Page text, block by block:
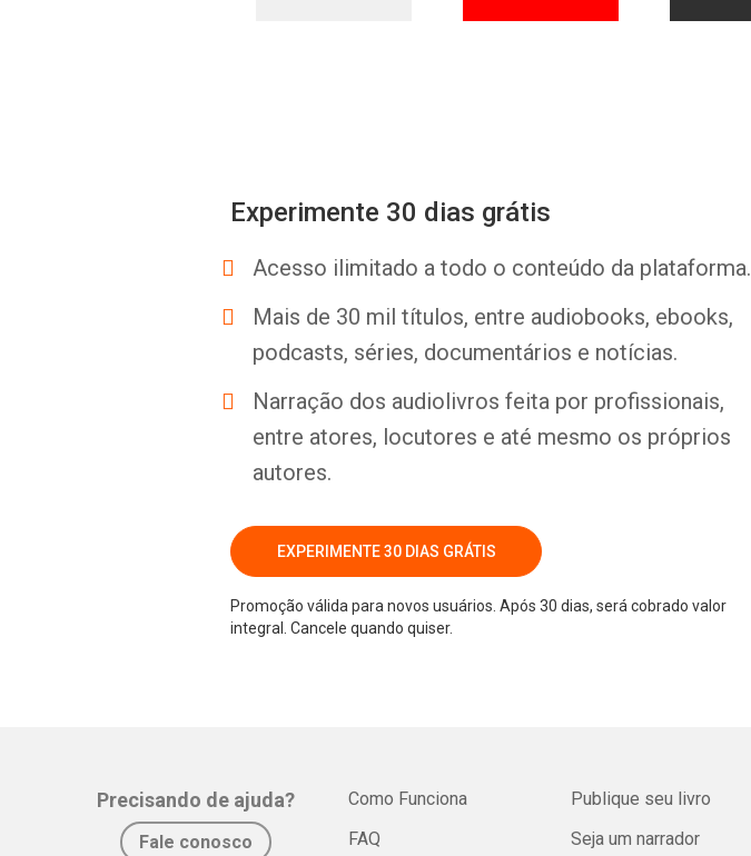
Experimente 30 dias grátis
Acesso ilimitado a todo o conteúdo da plataforma.
Mais de 30 mil títulos, entre audiobooks, ebooks,
podcasts, séries, documentários e notícias.
Narração dos audiolivros feita por profissionais,
entre atores, locutores e até mesmo os próprios
autores.
EXPERIMENTE 30 DIAS GRÁTIS
Promoção válida para novos usuários. Após 30 dias, será cobrado valor
integral. Cancele quando quiser.
Precisando de ajuda?
Fale conosco
Como Funciona
FAQ
Publique seu livro
Seja um narrador